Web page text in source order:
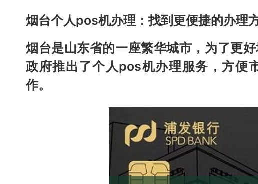
烟台个人pos机办理：找到更便捷的办理
烟台是山东省的一座繁华城市，为了更
政府推出了个人pos机办理服务，方便
作。